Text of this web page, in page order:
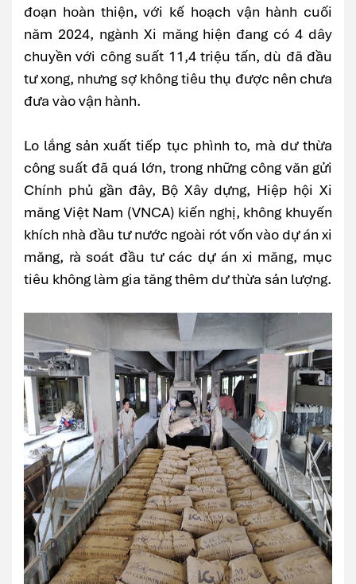
đoạn hoàn thiện, với kế hoạch vận hành cuối
năm 2024, ngành Xi măng hiện đang có 4 dây
chuyền với công suất 11,4 triệu tấn, dù đã đầu
tư xong, nhưng sợ không tiêu thụ được nên chưa
đưa vào vận hành.
Lo lắng sản xuất tiếp tục phình to, mà dư thừa
công suất đã quá lớn, trong những công văn gửi
Chính phủ gần đây, Bộ Xây dựng, Hiệp hội Xi
măng Việt Nam (VNCA) kiến nghị, không khuyến
khích nhà đầu tư nước ngoài rót vốn vào dự án xi
măng, rà soát đầu tư các dự án xi măng, mục
tiêu không làm gia tăng thêm dư thừa sản lượng.